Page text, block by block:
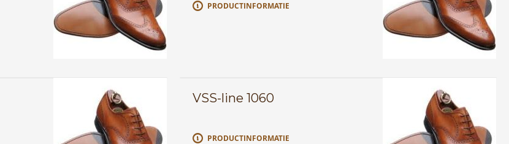
PRODUCTINFORMATIE
VSS-line 1060
PRODUCTINFORMATIE